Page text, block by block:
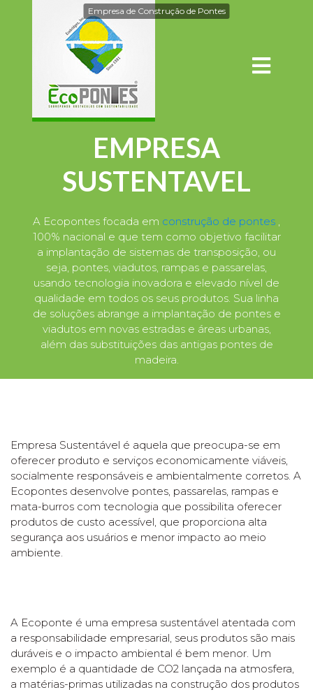
Empresa de Construção de Pontes
EMPRESA
SUSTENTAVEL
A Ecopontes focada em construção de pontes ,
100% nacional e que tem como objetivo facilitar
a implantação de sistemas de transposição, ou
seja, pontes, viadutos, rampas e passarelas,
usando tecnologia inovadora e elevado nível de
qualidade em todos os seus produtos. Sua linha
de soluções abrange a implantação de pontes e
viadutos em novas estradas e áreas urbanas,
além das substituições das antigas pontes de
madeira.
Empresa Sustentável é aquela que preocupa-se em
oferecer produto e serviços economicamente viáveis,
socialmente responsáveis e ambientalmente corretos. A
Ecopontes desenvolve pontes, passarelas, rampas e
mata-burros com tecnologia que possibilita oferecer
produtos de custo acessível, que proporciona alta
segurança aos usuários e menor impacto ao meio
ambiente.
A Ecoponte é uma empresa sustentável atentada com
a responsabilidade empresarial, seus produtos são mais
duráveis e o impacto ambiental é bem menor. Um
exemplo é a quantidade de CO2 lançada na atmosfera,
a matérias-primas utilizadas na construção dos produtos